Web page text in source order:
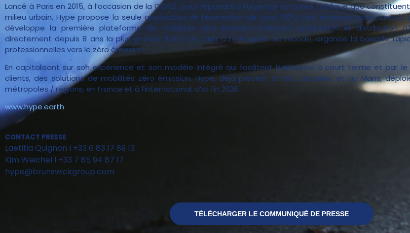
Lancé à Paris en 2015, à l’occasion de la COP21, pour répondre à l’urgence de santé publique que
milieu urbain, Hype propose la seule application de réservation de taxis 100% zéro émission, sans
développe la première plateforme de mobilités zéro émission intégrant production et distribution
directement depuis 8 ans la plus grande flotte de taxis à hydrogène au monde, organise la bascule
professionnelles vers le zéro émission.
En capitalisant sur son expérience et son modèle intégré qui facilitent l’utilisation à court terme et par
clients, des solutions de mobilités zéro émission, Hype, déjà présent à Paris, Bruxelles et au Mans,
métropoles / régions, en France et à l’international, d’ici fin 2026.
www.hype.earth
CONTACT PRESSE
Laetitia Quignon I +33 6 83 17 89 13
Kim Weichel I +33 7 85 94 87 17
hype@brunswickgroup.com
TÉLÉCHARGER LE COMMUNIQUÉ DE PRESSE